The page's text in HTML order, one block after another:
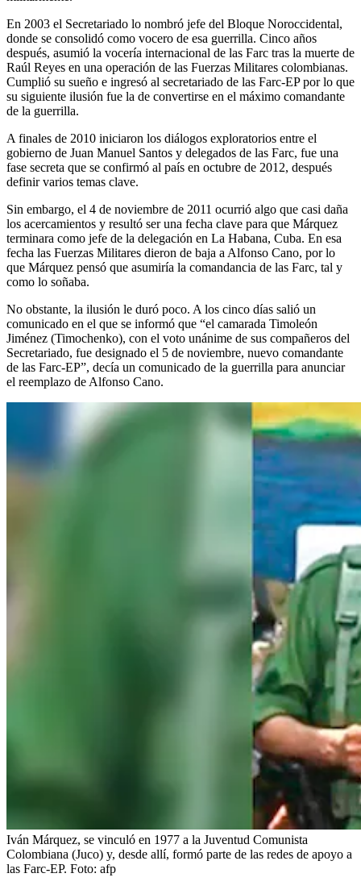
En 2003 el Secretariado lo nombró jefe del Bloque Noroccidental,
donde se consolidó como vocero de esa guerrilla. Cinco años
después, asumió la vocería internacional de las Farc tras la muerte de
Raúl Reyes en una operación de las Fuerzas Militares colombianas.
Cumplió su sueño e ingresó al secretariado de las Farc-EP por lo que
su siguiente ilusión fue la de convertirse en el máximo comandante
de la guerrilla.
A finales de 2010 iniciaron los diálogos exploratorios entre el
gobierno de Juan Manuel Santos y delegados de las Farc, fue una
fase secreta que se confirmó al país en octubre de 2012, después
definir varios temas clave.
Sin embargo, el 4 de noviembre de 2011 ocurrió algo que casi daña
los acercamientos y resultó ser una fecha clave para que Márquez
terminara como jefe de la delegación en La Habana, Cuba. En esa
fecha las Fuerzas Militares dieron de baja a Alfonso Cano, por lo
que Márquez pensó que asumiría la comandancia de las Farc, tal y
como lo soñaba.
No obstante, la ilusión le duró poco. A los cinco días salió un
comunicado en el que se informó que “el camarada Timoleón
Jiménez (Timochenko), con el voto unánime de sus compañeros del
Secretariado, fue designado el 5 de noviembre, nuevo comandante
de las Farc-EP”, decía un comunicado de la guerrilla para anunciar
el reemplazo de Alfonso Cano.
Iván Márquez, se vinculó en 1977 a la Juventud Comunista
Colombiana (Juco) y, desde allí, formó parte de las redes de apoyo a
las Farc-EP. Foto: afp